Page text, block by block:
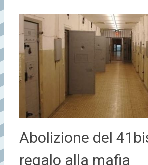
Abolizione del
regalo alla mafia